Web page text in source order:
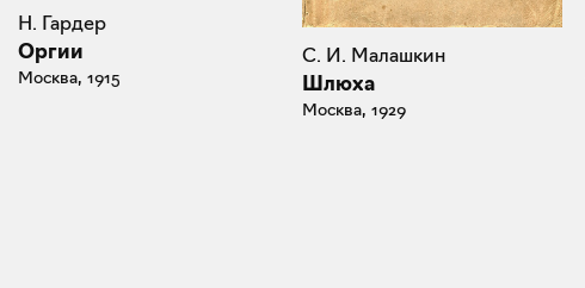
Н. Гардер
Оргии
Москва, 1915
С. И. Малашкин
Шлюха
Москва, 1929